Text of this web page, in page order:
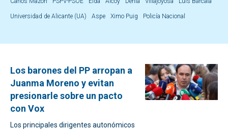
Universidad de Alicante (UA) Aspe Ximo Puig Policía Nacional
Los barones del PP arropan a
Juanma Moreno y evitan
presionarle sobre un pacto
con Vox
Los principales dirigentes autonómicos